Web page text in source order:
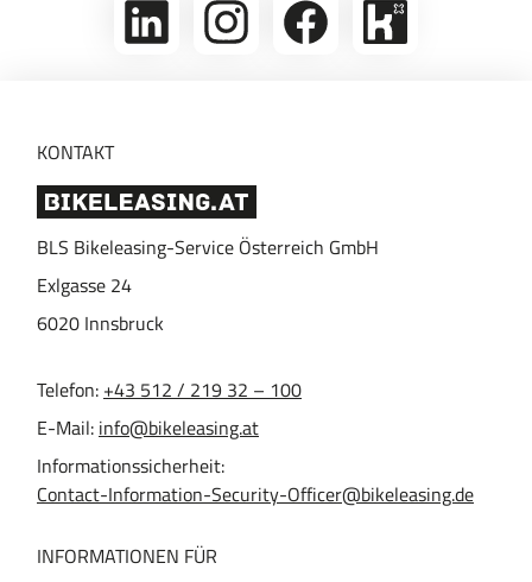
uns
uns
auf
KONTAKT
BLS Bikeleasing-Service Österreich GmbH
Exlgasse 24
6020 Innsbruck
Telefon: +43 512 / 219 32 – 100
E-Mail: info@bikeleasing.at
Informationssicherheit:
Contact-Information-Security-Officer@bikeleasing.de
INFORMATIONEN FÜR